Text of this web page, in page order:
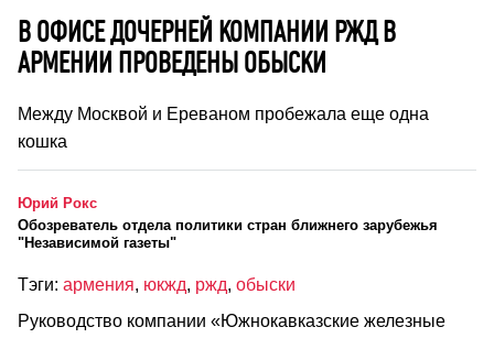
В ОФИСЕ ДОЧЕРНЕЙ КОМПАНИИ РЖД В
АРМЕНИИ ПРОВЕДЕНЫ ОБЫСКИ
Между Москвой и Ереваном пробежала еще одна
кошка
Юрий Рокс
Обозреватель отдела политики стран ближнего зарубежья
"Независимой газеты"
Тэги: армения, юкжд, ржд, обыски
Руководство компании «Южнокавказские железные